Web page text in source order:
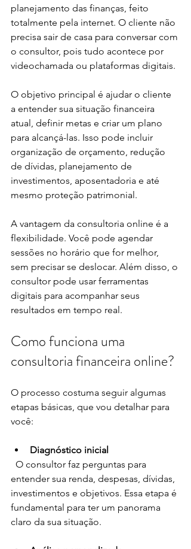
planejamento das finanças, feito
totalmente pela internet. O cliente não
precisa sair de casa para conversar com
o consultor, pois tudo acontece por
videochamada ou plataformas digitais.
O objetivo principal é ajudar o cliente
a entender sua situação financeira
atual, definir metas e criar um plano
para alcançá-las. Isso pode incluir
organização de orçamento, redução
de dívidas, planejamento de
investimentos, aposentadoria e até
mesmo proteção patrimonial.
A vantagem da consultoria online é a
flexibilidade. Você pode agendar
sessões no horário que for melhor,
sem precisar se deslocar. Além disso, o
consultor pode usar ferramentas
digitais para acompanhar seus
resultados em tempo real.
Como funciona uma
consultoria financeira online?
O processo costuma seguir algumas
etapas básicas, que vou detalhar para
você:
Diagnóstico inicial
entender sua renda, despesas, dívidas,
investimentos e objetivos. Essa etapa é
fundamental para ter um panorama
claro da sua situação.